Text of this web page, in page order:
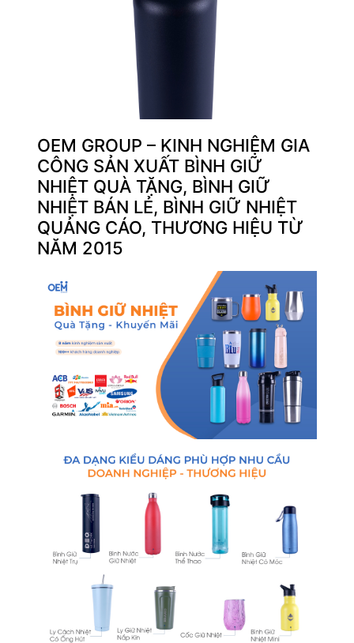
OEM GROUP – KINH NGHIỆM GIA
CÔNG SẢN XUẤT BÌNH GIỮ
NHIỆT QUÀ TẶNG, BÌNH GIỮ
NHIỆT BÁN LẺ, BÌNH GIỮ NHIỆT
QUẢNG CÁO, THƯƠNG HIỆU TỪ
NĂM 2015